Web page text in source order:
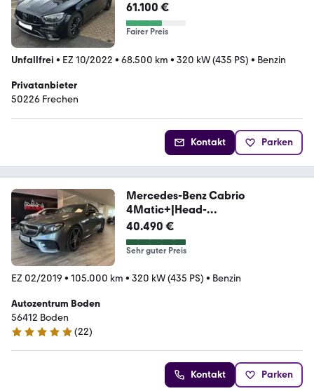
4Matic, BURMESTER, SPORT-AGA,
61.100 €
Fairer Preis
Unfallfrei • EZ 10/2022 • 68.500 km • 320 kW (435 PS) • Benzin
Privatanbieter
50226 Frechen
Kontakt Parken
Mercedes-Benz Cabrio
4Matic+|Head-
up|Burm.|360°|Airscarf
40.490 €
Sehr guter Preis
EZ 02/2019 • 105.000 km • 320 kW (435 PS) • Benzin
Autozentrum Boden
56412 Boden
4.8 Sterne
(22)
Kontakt Parken